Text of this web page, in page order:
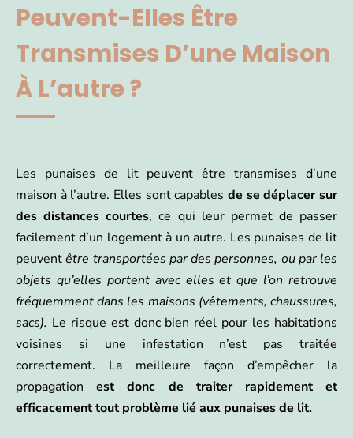
Peuvent-Elles Être
Transmises D’une Maison
À L’autre ?
Les punaises de lit peuvent être transmises d’une
maison à l’autre. Elles sont capables de se déplacer sur
des distances courtes, ce qui leur permet de passer
facilement d’un logement à un autre. Les punaises de lit
peuventêtre transportées par des personnes, ou par les
objets qu’elles portent avec elles et que l’on retrouve
fréquemment dans les maisons (vêtements, chaussures,
sacs). Le risque est donc bien réel pour les habitations
voisines si une infestation n’est pas traitée
correctement. La meilleure façon d’empêcher la
propagationest donc de traiter rapidement et
efficacement tout problème lié aux punaises de lit.